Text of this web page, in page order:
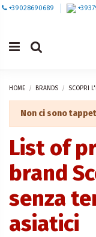
+39028690689
HOME BRANDS SCOPRI
Non ci sono
List of
brand
senza
asiatici